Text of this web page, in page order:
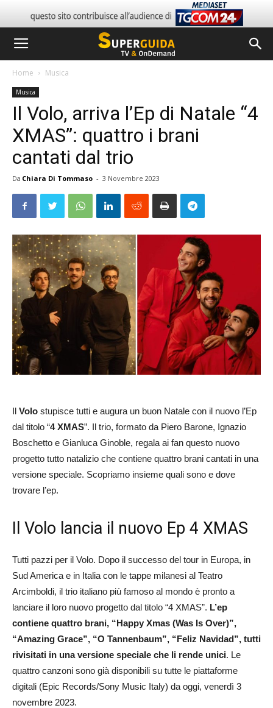
Home Musica
Musica
Il Volo, arriva l’Ep di Natale “4
XMAS”: quattro i brani
cantati dal trio
Da Chiara Di Tommaso - 3 Novembre 2023
Il Volo stupisce tutti e augura un buon Natale con il nuovo l’Ep
dal titolo “4 XMAS”. Il trio, formato da Piero Barone, Ignazio
Boschetto e Gianluca Ginoble, regala ai fan questo nuovo
progetto tutto natalizio che contiene quattro brani cantati in una
versione speciale. Scopriamo insieme quali sono e dove
trovare l’ep.
Il Volo lancia il nuovo Ep 4 XMAS
Tutti pazzi per il Volo. Dopo il successo del tour in Europa, in
Sud America e in Italia con le tappe milanesi al Teatro
Arcimboldi, il trio italiano più famoso al mondo è pronto a
lanciare il loro nuovo progetto dal titolo “4 XMAS”. L’ep
contiene quattro brani, “Happy Xmas (Was Is Over)”,
“Amazing Grace”, “O Tannenbaum”, “Feliz Navidad”, tutti
rivisitati in una versione speciale che li rende unici. Le
quattro canzoni sono già disponibili su tutte le piattaforme
digitali (Epic Records/Sony Music Italy) da oggi, venerdì 3
novembre 2023.